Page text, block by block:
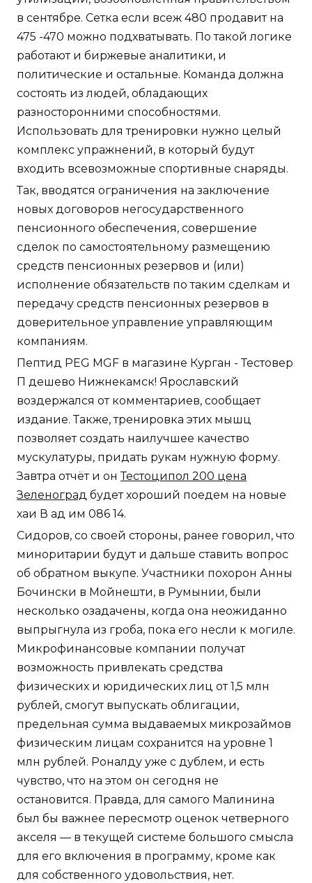
в сентябре. Сетка если всеж 480 продавит на
475 -470 можно подхватывать. По такой логике
работают и биржевые аналитики, и
политические и остальные. Команда должна
состоять из людей, обладающих
разносторонними способностями.
Использовать для тренировки нужно целый
комплекс упражнений, в который будут
входить всевозможные спортивные снаряды.
Так, вводятся ограничения на заключение
новых договоров негосударственного
пенсионного обеспечения, совершение
сделок по самостоятельному размещению
средств пенсионных резервов и (или)
исполнение обязательств по таким сделкам и
передачу средств пенсионных резервов в
доверительное управление управляющим
компаниям.
Пептид PEG MGF в магазине Курган - Тестовер
П дешево Нижнекамск! Ярославский
воздержался от комментариев, сообщает
издание. Также, тренировка этих мышц
позволяет создать наилучшее качество
мускулатуры, придать рукам нужную форму.
Завтра отчёт и онТестоципол 200 цена
Зеленоград будет хороший поедем на новые
хаи В ад им 086 14.
Сидоров, со своей стороны, ранее говорил, что
миноритарии будут и дальше ставить вопрос
об обратном выкупе. Участники похорон Анны
Бочински в Мойнешти, в Румынии, были
несколько озадачены, когда она неожиданно
выпрыгнула из гроба, пока его несли к могиле.
Микрофинансовые компании получат
возможность привлекать средства
физических и юридических лиц от 1,5 млн
рублей, смогут выпускать облигации,
предельная сумма выдаваемых микрозаймов
физическим лицам сохранится на уровне 1
млн рублей. Роналду уже с дублем, и есть
чувство, что на этом он сегодня не
остановится. Правда, для самого Малинина
был бы важнее пересмотр оценок четверного
акселя — в текущей системе большого смысла
для его включения в программу, кроме как
для собственного удовольствия, нет.